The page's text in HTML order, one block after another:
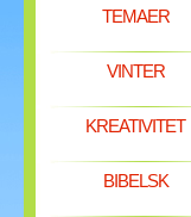
TEMAER
VINTER
KREATIVITET
BIBELSK